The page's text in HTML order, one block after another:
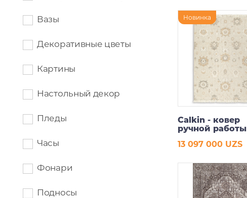
Вазы
Декоративные цветы
Картины
Настольный декор
Пледы
Часы
Фонари
Подносы
В корзину
Новинка
Calkin - ковер
ручной работы
13 097 000 UZS
В корзину